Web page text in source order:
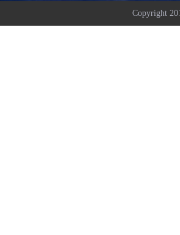
Copyright